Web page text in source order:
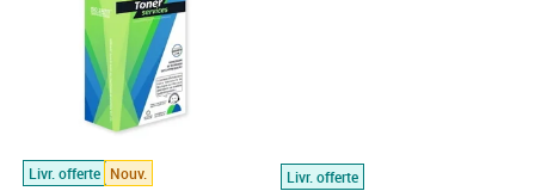
Livr. offerte Nouv.
Livr. offerte